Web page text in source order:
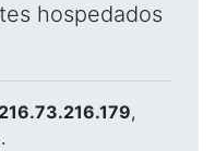
hospedados
216.73.216.179,